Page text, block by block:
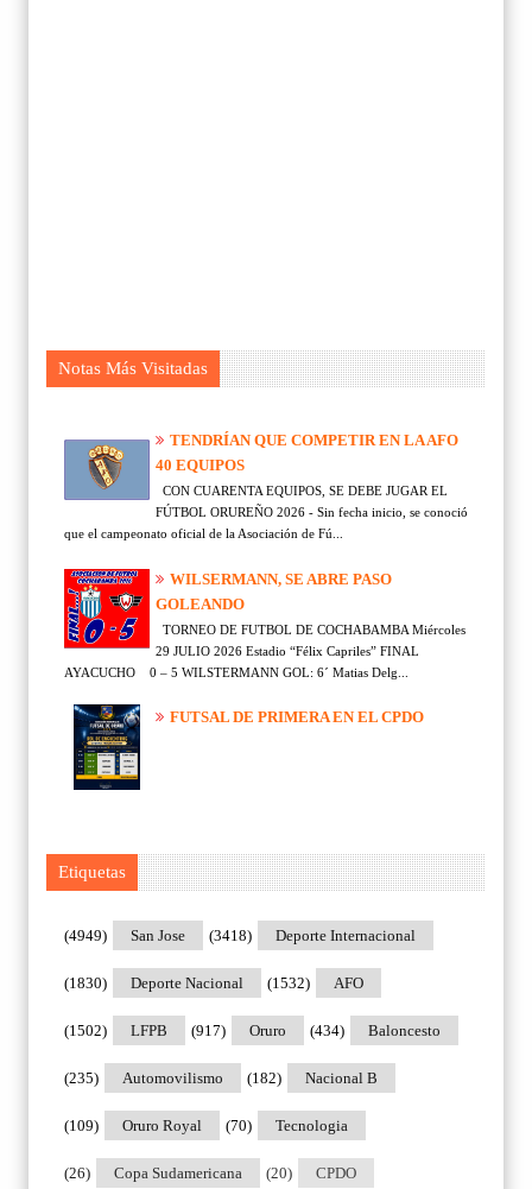
Notas Más Visitadas
TENDRÍAN QUE COMPETIR EN LA AFO
40 EQUIPOS
CON CUARENTA EQUIPOS, SE DEBE JUGAR EL
FÚTBOL ORUREÑO 2026 - Sin fecha inicio, se conoció
que el campeonato oficial de la Asociación de Fú...
WILSERMANN, SE ABRE PASO
GOLEANDO
TORNEO DE FUTBOL DE COCHABAMBA Miércoles
29 JULIO 2026 Estadio “Félix Capriles” FINAL
AYACUCHO 0 – 5 WILSTERMANN GOL: 6´ Matias Delg...
FUTSAL DE PRIMERA EN EL CPDO
Etiquetas
San Jose
(4949) Deporte Internacional
(3418)
Deporte Nacional
(1830) AFO
(1532)
LFPB
(1502) Oruro
(917) Baloncesto
(434)
Automovilismo
(235) Nacional B
(182)
Oruro Royal
(109) Tecnologia
(70)
Copa Sudamericana
(26) CPDO
(20)